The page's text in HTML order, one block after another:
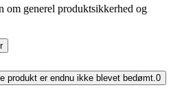
om generel produktsikkerhed og
produkt er endnu ikke blevet bedømt. 0